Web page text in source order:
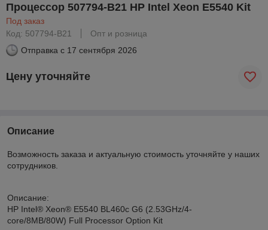
Процессор 507794-B21 HP Intel Xeon E5540 Kit
Под заказ
Код: 507794-B21
Опт и розница
Отправка с 17 сентября 2026
Цену уточняйте
Описание
Возможность заказа и актуальную стоимость уточняйте у наших
сотрудников.
Описание:
HP Intel® Xeon® E5540 BL460c G6 (2.53GHz/4-
core/8MB/80W) Full Processor Option Kit